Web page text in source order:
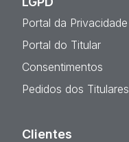
Portal da Privacidade
Portal do Titular
Consentimentos
Pedidos dos Titulares
Clientes